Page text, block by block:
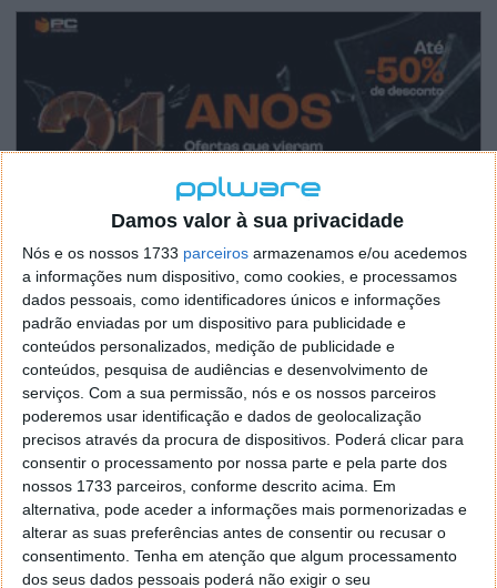
Damos valor à sua privacidade
Nós e os nossos 1733 parceiros armazenamos e/ou acedemos
a informações num dispositivo, como cookies, e processamos
dados pessoais, como identificadores únicos e informações
padrão enviadas por um dispositivo para publicidade e
conteúdos personalizados, medição de publicidade e
conteúdos, pesquisa de audiências e desenvolvimento de
serviços. Com a sua permissão, nós e os nossos parceiros
poderemos usar identificação e dados de geolocalização
precisos através da procura de dispositivos. Poderá clicar para
consentir o processamento por nossa parte e pela parte dos
nossos 1733 parceiros, conforme descrito acima. Em
alternativa, pode aceder a informações mais pormenorizadas e
alterar as suas preferências antes de consentir ou recusar o
consentimento. Tenha em atenção que algum processamento
dos seus dados pessoais poderá não exigir o seu